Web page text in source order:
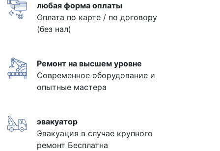
любая форма оплаты
Оплата по карте / по договору
(без нал)
Ремонт на высшем уровне
Современное оборудование и
опытные мастера
эвакуатор
Эвакуация в случае крупного
ремонт Бесплатна